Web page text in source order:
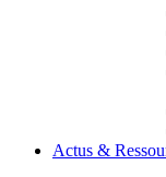
Actus &